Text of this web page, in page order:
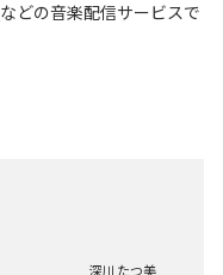
などの音楽配信サービスで
深川 たつ美